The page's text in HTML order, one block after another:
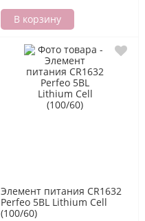
В корзину
Элемент питания CR1632
Perfeo 5BL Lithium Cell
(100/60)